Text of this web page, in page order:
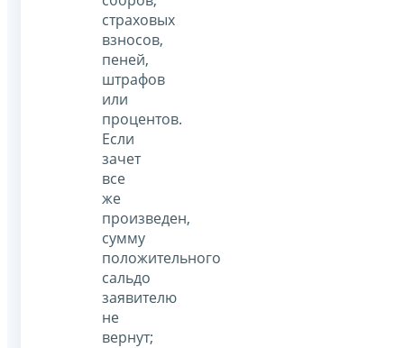
страховых
взносов,
пеней,
штрафов
или
процентов.
Если
зачет
все
же
произведен,
сумму
положительного
сальдо
заявителю
не
вернут;